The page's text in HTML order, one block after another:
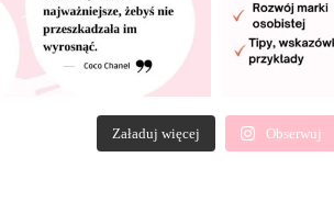
Załaduj więcej Obserwuj